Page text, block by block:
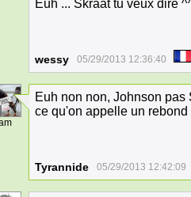
Euh ... Skraat tu veux dire
wessy 05/29/2013 12:36:40
Euh non non, Johnson pas
ce qu'on appelle un
Tyrannide 05/29/2013 12:42:09